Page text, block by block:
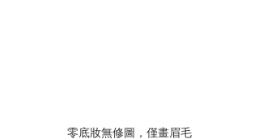
零底妝無修圖，僅畫眉毛